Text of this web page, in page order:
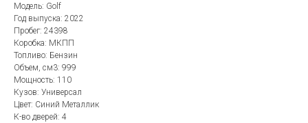
Модель: Golf
Год выпуска: 2022
Пробег: 24398
Коробка: МКПП
Топливо: Бензин
Объем, см3: 999
Мощность: 110
Кузов: Универсал
Цвет: Синий Металлик
К-во дверей: 4